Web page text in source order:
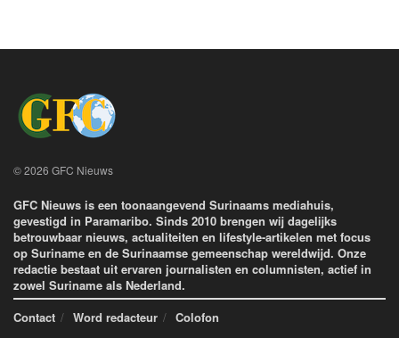
© 2026 GFC Nieuws
GFC Nieuws is een toonaangevend Surinaams mediahuis,
gevestigd in Paramaribo. Sinds 2010 brengen wij dagelijks
betrouwbaar nieuws, actualiteiten en lifestyle-artikelen met focus
op Suriname en de Surinaamse gemeenschap wereldwijd. Onze
redactie bestaat uit ervaren journalisten en columnisten, actief in
zowel Suriname als Nederland.
Contact
Word redacteur Colofon